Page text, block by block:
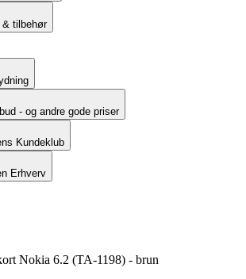
tilbehør
- og andre gode priser
Kundeklub
Erhverv
Nokia 6.2 (TA-1198) - brun